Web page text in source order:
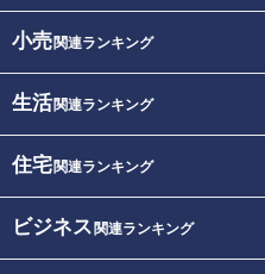
小売関連ランキング
生活関連ランキング
住宅関連ランキング
ビジネス 関連ランキング